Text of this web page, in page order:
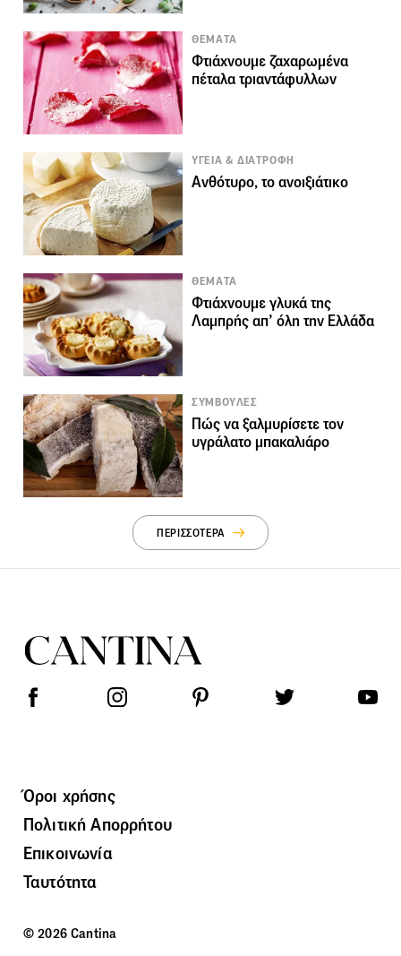
ΘΕΜΑΤΑ
Φτιάχνουμε ζαχαρωμένα
πέταλα τριαντάφυλλων
ΥΓΕΙΑ & ΔΙΑΤΡΟΦΗ
Ανθότυρο, το ανοιξιάτικο
ΘΕΜΑΤΑ
Φτιάχνουμε γλυκά της
Λαμπρής απ’ όλη την Ελλάδα
ΣΥΜΒΟΥΛΕΣ
Πώς να ξαλμυρίσετε τον
υγράλατο μπακαλιάρο
ΠΕΡΙΣΣΟΤΕΡΑ
Όροι χρήσης
Πολιτική Απορρήτου
Επικοινωνία
Ταυτότητα
© 2026 Cantina